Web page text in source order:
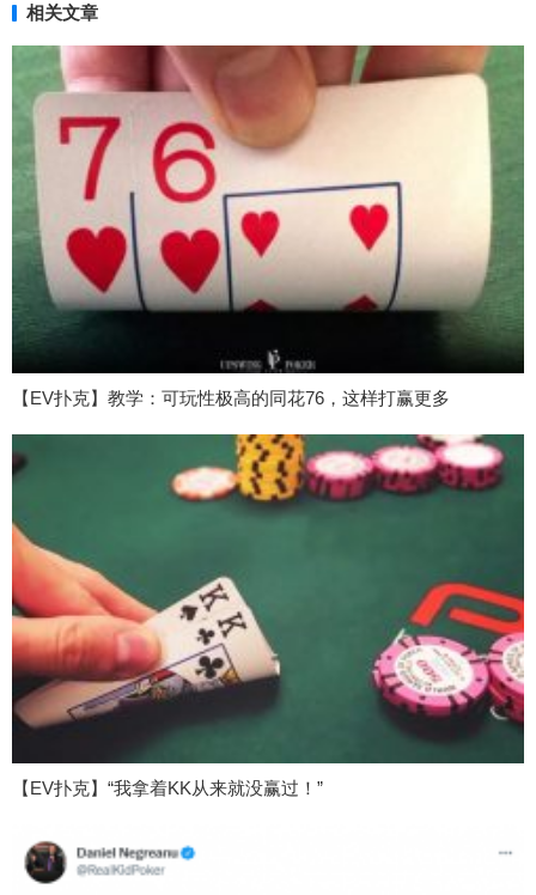
相关文章
【EV扑克】教学：可玩性极高的同花76，这样打赢更多
【EV扑克】“我拿着KK从来就没赢过！”